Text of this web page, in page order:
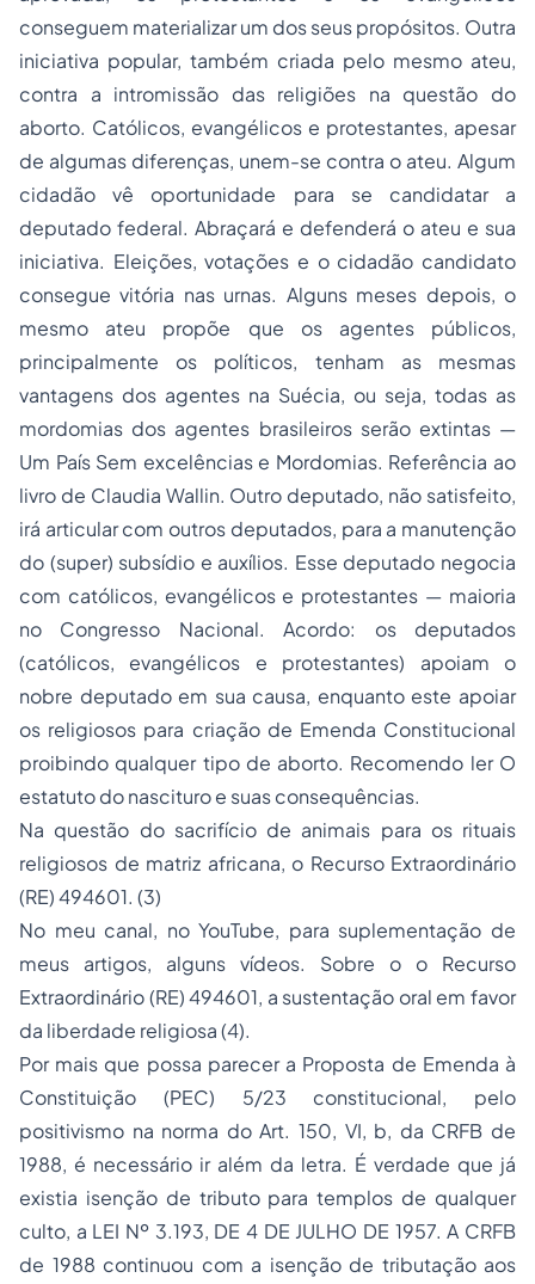
conseguem materializar um dos seus propósitos. Outra
iniciativa popular, também criada pelo mesmo ateu,
contra a intromissão das religiões na questão do
aborto. Católicos, evangélicos e protestantes, apesar
de algumas diferenças, unem-se contra o ateu. Algum
cidadão vê oportunidade para se candidatar a
deputado federal. Abraçará e defenderá o ateu e sua
iniciativa. Eleições, votações e o cidadão candidato
consegue vitória nas urnas. Alguns meses depois, o
mesmo ateu propõe que os agentes públicos,
principalmente os políticos, tenham as mesmas
vantagens dos agentes na Suécia, ou seja, todas as
mordomias dos agentes brasileiros serão extintas —
Um País Sem excelências e Mordomias. Referência ao
livro de Claudia Wallin. Outro deputado, não satisfeito,
irá articular com outros deputados, para a manutenção
do (super) subsídio e auxílios. Esse deputado negocia
com católicos, evangélicos e protestantes — maioria
no Congresso Nacional. Acordo: os deputados
(católicos, evangélicos e protestantes) apoiam o
nobre deputado em sua causa, enquanto este apoiar
os religiosos para criação de Emenda Constitucional
proibindo qualquer tipo de aborto. Recomendo ler O
estatuto do nascituro e suas consequências.
Na questão do sacrifício de animais para os rituais
religiosos de matriz africana, o Recurso Extraordinário
(RE) 494601. (3)
No meu canal, no YouTube, para suplementação de
meus artigos, alguns vídeos. Sobre o o Recurso
Extraordinário (RE) 494601, a sustentação oral em favor
da liberdade religiosa (4).
Por mais que possa parecer a Proposta de Emenda à
Constituição (PEC) 5/23 constitucional, pelo
positivismo na norma do Art. 150, VI, b, da CRFB de
1988, é necessário ir além da letra. É verdade que já
existia isenção de tributo para templos de qualquer
culto, a LEI Nº 3.193, DE 4 DE JULHO DE 1957. A CRFB
de 1988 continuou com a isenção de tributação aos